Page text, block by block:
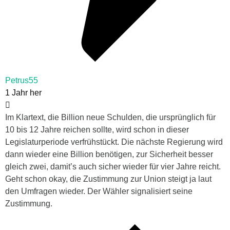
Petrus55
1 Jahr her
Im Klartext, die Billion neue Schulden, die ursprünglich für
10 bis 12 Jahre reichen sollte, wird schon in dieser
Legislaturperiode verfrühstückt. Die nächste Regierung wird
dann wieder eine Billion benötigen, zur Sicherheit besser
gleich zwei, damit’s auch sicher wieder für vier Jahre reicht.
Geht schon okay, die Zustimmung zur Union steigt ja laut
den Umfragen wieder. Der Wähler signalisiert seine
Zustimmung.